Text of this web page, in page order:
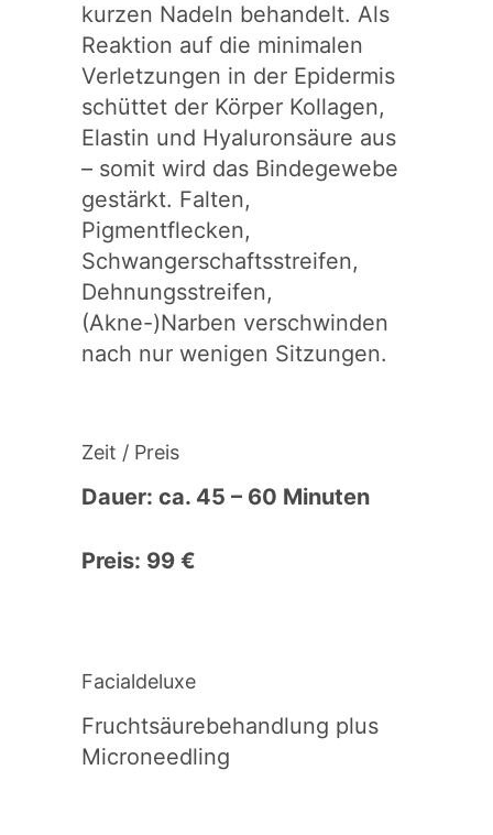
kurzen Nadeln behandelt. Als
Reaktion auf die minimalen
Verletzungen in der Epidermis
schüttet der Körper Kollagen,
Elastin und Hyaluronsäure aus
– somit wird das Bindegewebe
gestärkt. Falten,
Pigmentflecken,
Schwangerschaftsstreifen,
Dehnungsstreifen,
(Akne-)Narben verschwinden
nach nur wenigen Sitzungen.
Zeit / Preis
Dauer: ca. 45 – 60 Minuten
Preis: 99 €
Facialdeluxe
Fruchtsäurebehandlung plus
Microneedling